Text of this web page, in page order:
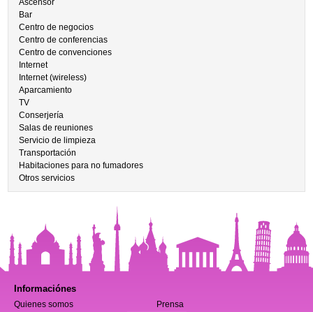
Ascensor
Bar
Centro de negocios
Centro de conferencias
Centro de convenciones
Internet
Internet (wireless)
Aparcamiento
TV
Conserjería
Salas de reuniones
Servicio de limpieza
Transportación
Habitaciones para no fumadores
Otros servicios
Informaciónes
Quienes somos Prensa